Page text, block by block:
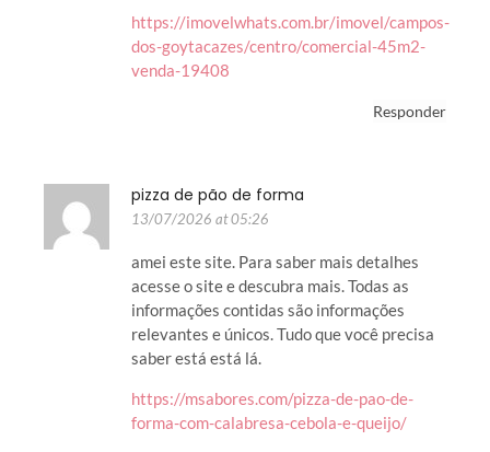
https://imovelwhats.com.br/imovel/campos-
dos-goytacazes/centro/comercial-45m2-
venda-19408
Responder
pizza de pão de forma
13/07/2026 at 05:26
amei este site. Para saber mais detalhes
acesse o site e descubra mais. Todas as
informações contidas são informações
relevantes e únicos. Tudo que você precisa
saber está está lá.
https://msabores.com/pizza-de-pao-de-
forma-com-calabresa-cebola-e-queijo/